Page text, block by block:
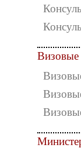
Визовые